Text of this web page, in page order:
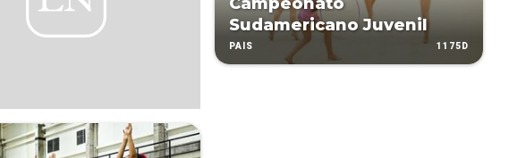
Sudamericano Juvenil
PAÍS 1175D